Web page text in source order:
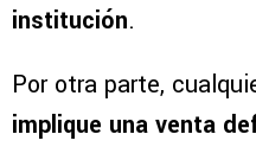
institución.
Por otra parte,
implique una venta